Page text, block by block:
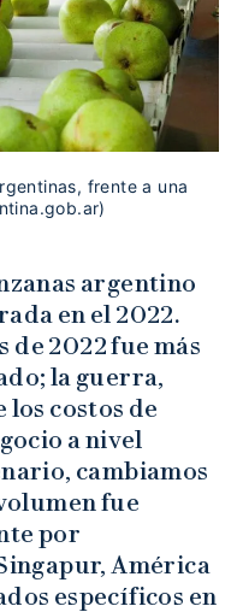
frente a una
argentino
en el 2022.
de 2022 fue más
la guerra,
costos de
a nivel
cambiamos
fue
por
América
específicos en